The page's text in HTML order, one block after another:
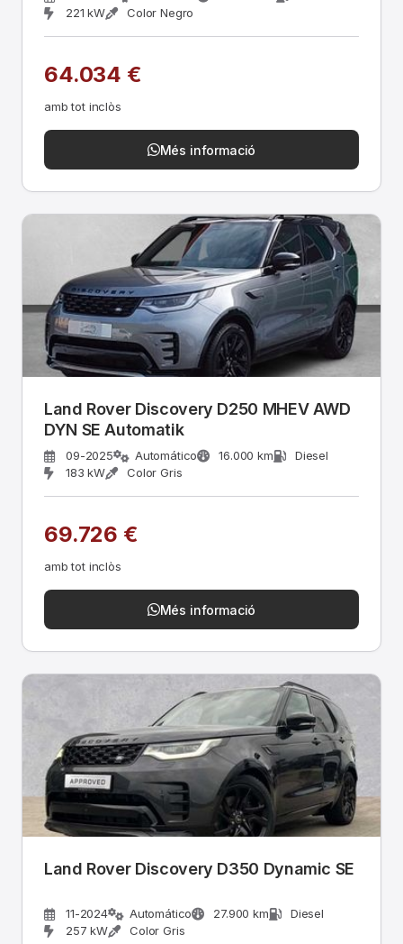
221 kW
Color Negro
64.034 €
amb tot inclòs
Més informació
Land Rover Discovery D250 MHEV AWD
DYN SE Automatik
09-2025 Automático 16.000 km
Diesel
183 kW
Color Gris
69.726 €
amb tot inclòs
Més informació
Land Rover Discovery D350 Dynamic SE
11-2024 Automático 27.900 km
Diesel
257 kW
Color Gris